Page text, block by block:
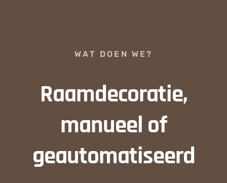
WAT DOEN WE?
Raamdecoratie,
manueel of
geautomatiseerd